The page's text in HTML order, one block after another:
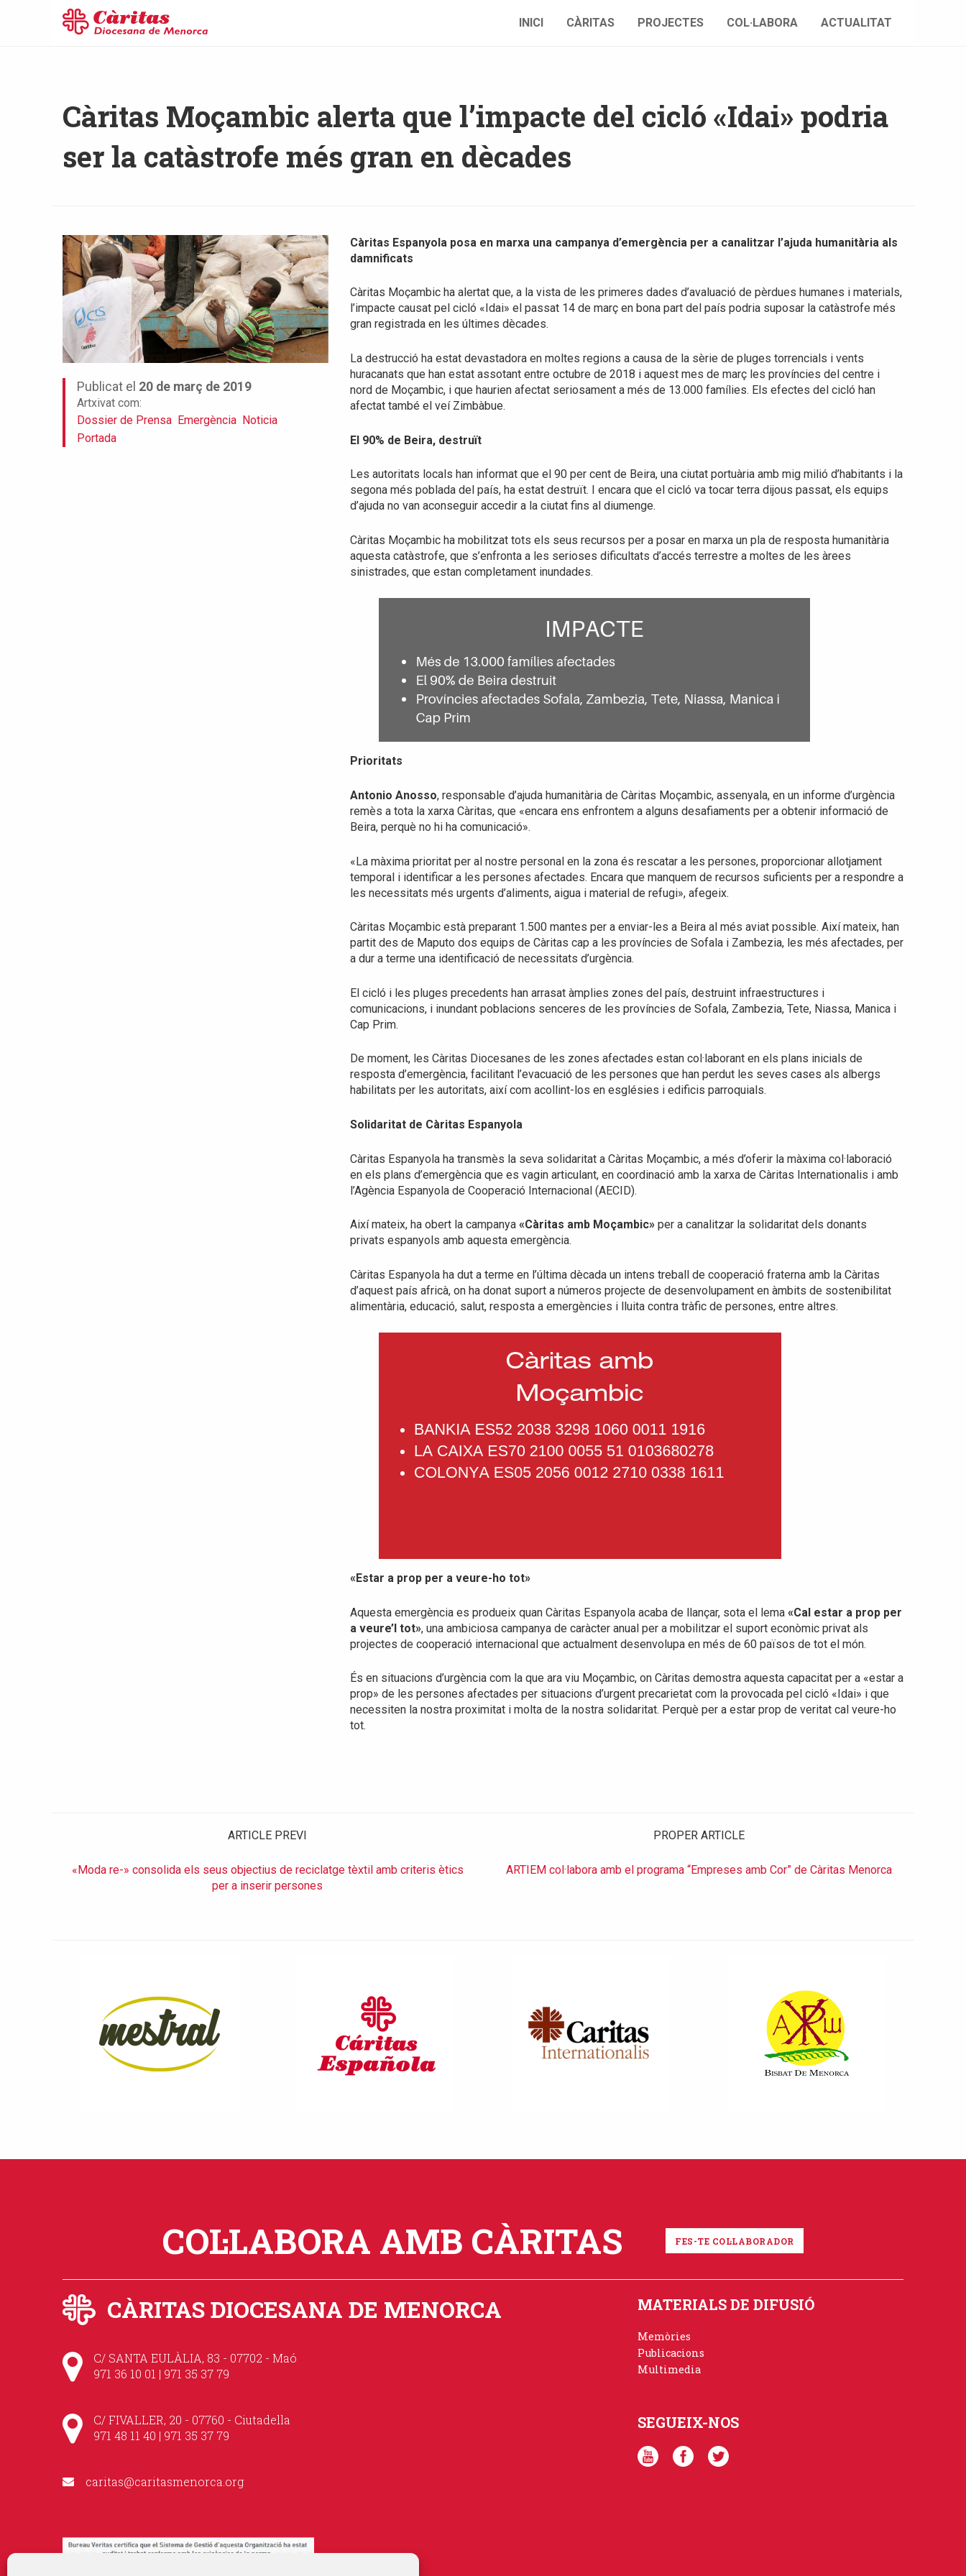
INICI CÀRITAS PROJECTES COL·LABORA ACTUALITAT
Càritas Moçambic alerta que l’impacte del cicló «Idai» podria
ser la catàstrofe més gran en dècades
Publicat el 20 de març de 2019
Artxivat com:
Dossier de Prensa Emergència Noticia
Portada
Càritas Espanyola posa en marxa una campanya d’emergència per a canalitzar l’ajuda humanitària als
damnificats
Càritas Moçambic ha alertat que, a la vista de les primeres dades d’avaluació de pèrdues humanes i materials,
l’impacte causat pel cicló «Idai» el passat 14 de març en bona part del país podria suposar la catàstrofe més
gran registrada en les últimes dècades.
La destrucció ha estat devastadora en moltes regions a causa de la sèrie de pluges torrencials i vents
huracanats que han estat assotant entre octubre de 2018 i aquest mes de març les províncies del centre i
nord de Moçambic, i que haurien afectat seriosament a més de 13.000 famílies. Els efectes del cicló han
afectat també el veí Zimbàbue.
El 90% de Beira, destruït
Les autoritats locals han informat que el 90 per cent de Beira, una ciutat portuària amb mig milió d’habitants i la
segona més poblada del país, ha estat destruït. I encara que el cicló va tocar terra dijous passat, els equips
d’ajuda no van aconseguir accedir a la ciutat fins al diumenge.
Càritas Moçambic ha mobilitzat tots els seus recursos per a posar en marxa un pla de resposta humanitària
aquesta catàstrofe, que s’enfronta a les serioses dificultats d’accés terrestre a moltes de les àrees
sinistrades, que estan completament inundades.
Prioritats
Antonio Anosso, responsable d’ajuda humanitària de Càritas Moçambic, assenyala, en un informe d’urgència
remès a tota la xarxa Càritas, que «encara ens enfrontem a alguns desafiaments per a obtenir informació de
Beira, perquè no hi ha comunicació».
«La màxima prioritat per al nostre personal en la zona és rescatar a les persones, proporcionar allotjament
temporal i identificar a les persones afectades. Encara que manquem de recursos suficients per a respondre a
les necessitats més urgents d’aliments, aigua i material de refugi», afegeix.
Càritas Moçambic està preparant 1.500 mantes per a enviar-les a Beira al més aviat possible. Així mateix, han
partit des de Maputo dos equips de Càritas cap a les províncies de Sofala i Zambezia, les més afectades, per
a dur a terme una identificació de necessitats d’urgència.
El cicló i les pluges precedents han arrasat àmplies zones del país, destruint infraestructures i
comunicacions, i inundant poblacions senceres de les províncies de Sofala, Zambezia, Tete, Niassa, Manica i
Cap Prim.
De moment, les Càritas Diocesanes de les zones afectades estan col·laborant en els plans inicials de
resposta d’emergència, facilitant l’evacuació de les persones que han perdut les seves cases als albergs
habilitats per les autoritats, així com acollint-los en esglésies i edificis parroquials.
Solidaritat de Càritas Espanyola
Càritas Espanyola ha transmès la seva solidaritat a Càritas Moçambic, a més d’oferir la màxima col·laboració
en els plans d’emergència que es vagin articulant, en coordinació amb la xarxa de Càritas Internationalis i amb
l’Agència Espanyola de Cooperació Internacional (AECID).
Així mateix, ha obert la campanya «Càritas amb Moçambic» per a canalitzar la solidaritat dels donants
privats espanyols amb aquesta emergència.
Càritas Espanyola ha dut a terme en l’última dècada un intens treball de cooperació fraterna amb la Càritas
d’aquest país africà, on ha donat suport a números projecte de desenvolupament en àmbits de sostenibilitat
alimentària, educació, salut, resposta a emergències i lluita contra tràfic de persones, entre altres.
«Estar a prop per a veure-ho tot»
Aquesta emergència es produeix quan Càritas Espanyola acaba de llançar, sota el lema «Cal estar a prop per
a veure’l tot», una ambiciosa campanya de caràcter anual per a mobilitzar el suport econòmic privat als
projectes de cooperació internacional que actualment desenvolupa en més de 60 països de tot el món.
És en situacions d’urgència com la que ara viu Moçambic, on Càritas demostra aquesta capacitat per a «estar a
prop» de les persones afectades per situacions d’urgent precarietat com la provocada pel cicló «Idai» i que
necessiten la nostra proximitat i molta de la nostra solidaritat. Perquè per a estar prop de veritat cal veure-ho
tot.
ARTICLE PREVI
«Moda re-» consolida els seus objectius de reciclatge tèxtil amb criteris ètics
per a inserir persones
PROPER ARTICLE
ARTIEM col·labora amb el programa “Empreses amb Cor” de Càritas Menorca
COL·LABORA AMB CÀRITAS FES-TE COL·LABORADOR
CÀRITAS DIOCESANA DE MENORCA
C/ SANTA EULÀLIA, 83 - 07702 - Maó
971 36 10 01 | 971 35 37 79
C/ FIVALLER, 20 - 07760 - Ciutadella
971 48 11 40 | 971 35 37 79
caritas@caritasmenorca.org
MATERIALS DE DIFUSIÓ
Memòries
Publicacions
Multimedia
SEGUEIX-NOS